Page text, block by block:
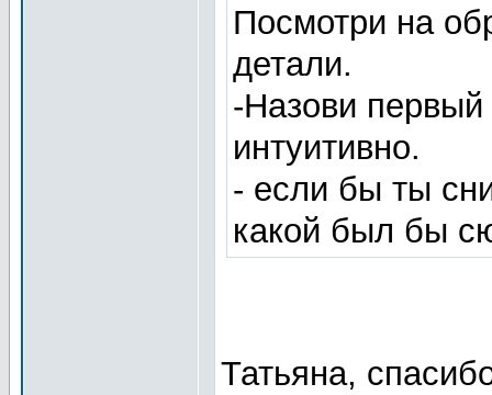
Посмотри на
детали.
-Назови первый
интуитивно.
- если бы ты
какой был бы
Татьяна,